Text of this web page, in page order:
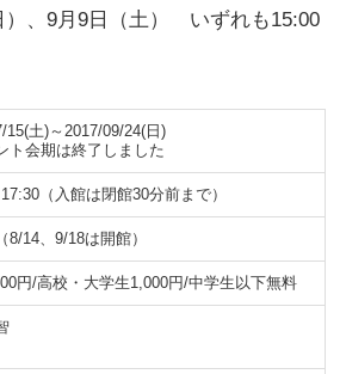
）、9月9日（土） いずれも15:00
15(土)～2017/09/24(日)
ト会期は終了しました
（入館は閉館30分前まで）
8/14、9/18は開館）
円/高校・大学生1,000円/中学生以下無料